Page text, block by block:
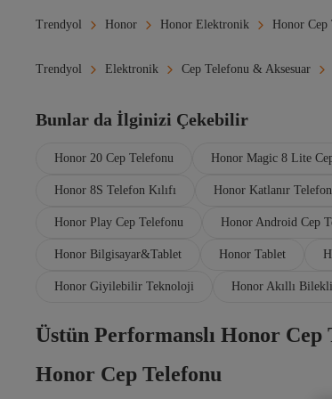
Trendyol Honor Honor Elektronik Honor Cep
Trendyol Elektronik Cep Telefonu & Aksesuar
Bunlar da İlginizi Çekebilir
Honor 20 Cep Telefonu Honor Magic 8 Lite
Honor 8S Telefon Kılıfı Honor Katlanır Telefon
Honor Play Cep Telefonu Honor Android Cep
Honor Bilgisayar&Tablet Honor Tablet
Honor Giyilebilir Teknoloji Honor Akıllı
Üstün Performanslı Honor
Honor Cep Telefonu